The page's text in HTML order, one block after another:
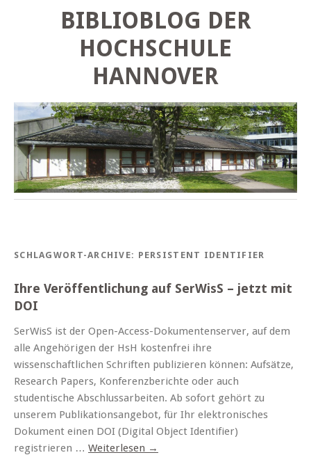
BIBLIOBLOG DER
HOCHSCHULE
HANNOVER
SCHLAGWORT-ARCHIVE: PERSISTENT IDENTIFIER
Ihre Veröffentlichung auf SerWisS – jetzt mit
DOI
SerWisS ist der Open-Access-Dokumentenserver, auf dem
alle Angehörigen der HsH kostenfrei ihre
wissenschaftlichen Schriften publizieren können: Aufsätze,
Research Papers, Konferenzberichte oder auch
studentische Abschlussarbeiten. Ab sofort gehört zu
unserem Publikationsangebot, für Ihr elektronisches
Dokument einen DOI (Digital Object Identifier)
registrieren … Weiterlesen →